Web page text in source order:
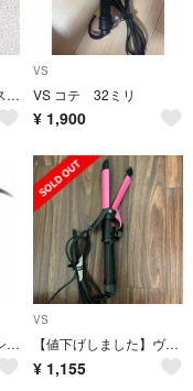
ヴィダル・サスーン ストレートヘアアイロン
VS
VS コテ 32ミリ
¥ 1,900
ヘアアイロン ピンクシリーズ 2WAY 25mm VSI-2573/PJ
VS
【値下げしました】ヴィダルサスーン 2wayヘアアイロン 32mm
¥ 1,155